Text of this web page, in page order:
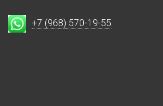
+7 (968) 570-19-55